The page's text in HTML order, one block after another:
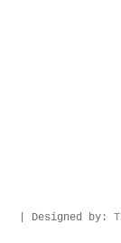
| Designed by: